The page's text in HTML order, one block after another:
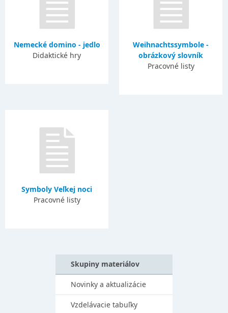
Nemecké domino - jedlo
Didaktické hry
Weihnachtssymbole -
obrázkový slovník
Pracovné listy
Symboly Veľkej noci
Pracovné listy
Skupiny materiálov
Novinky a aktualizácie
Vzdelávacie tabuľky